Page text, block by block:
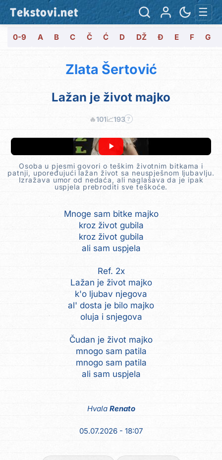
Tekstovi.net ☰
0-9 A B C Č Ć D DŽ Đ E F G
Zlata Šertović
Lažan je život majko
🔥101📈193 ?
Osoba u pjesmi govori o teškim životnim bitkama i
patnji, upoređujući lažan život sa neuspješnom ljubavlju.
Izražava umor od nedaća, ali naglašava da je ipak
uspjela prebroditi sve teškoće.
Mnoge sam bitke majko
kroz život gubila
kroz život gubila
ali sam uspjela
Ref. 2x
Lažan je život majko
k'o ljubav njegova
al' dosta je bilo majko
oluja i snjegova
Čudan je život majko
mnogo sam patila
mnogo sam patila
ali sam uspjela
Hvala Renato
05.07.2026 - 18:07